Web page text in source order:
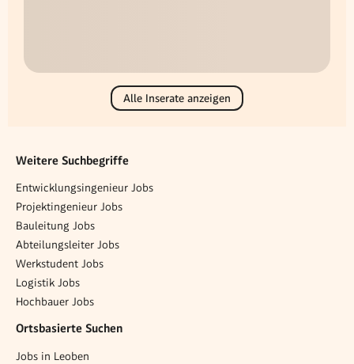
Alle Inserate anzeigen
Weitere Suchbegriffe
Entwicklungsingenieur Jobs
Projektingenieur Jobs
Bauleitung Jobs
Abteilungsleiter Jobs
Werkstudent Jobs
Logistik Jobs
Hochbauer Jobs
Ortsbasierte Suchen
Jobs in Leoben